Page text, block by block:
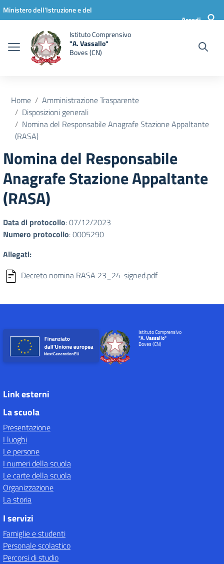
Vai ai contenuti
Vai al menu di navigazione
Vai al footer
Ministero dell'Istruzione e del
Accedi
Istituto Comprensivo
"A. Vassallo"
Boves (CN)
Home
Amministrazione Trasparente
Disposizioni generali
Nomina del Responsabile Anagrafe Stazione Appaltante
(RASA)
Nomina del Responsabile
Anagrafe Stazione Appaltante
(RASA)
Data di protocollo: 07/12/2023
Numero protocollo: 0005290
Allegati:
Decreto nomina RASA 23_24-signed.pdf
Istituto Comprensivo
"A. Vassallo"
Boves (CN)
Link esterni
La scuola
Presentazione
I luoghi
Le persone
I numeri della scuola
Le carte della scuola
Organizzazione
La storia
I servizi
Famiglie e studenti
Personale scolastico
Percorsi di studio